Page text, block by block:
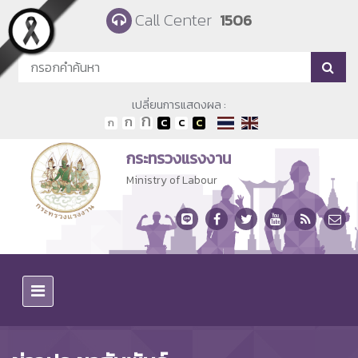
Skip to main content Call Center 1506
เปลี่ยนการแสดงผล :
กระทรวงแรงงาน
Ministry of Labour